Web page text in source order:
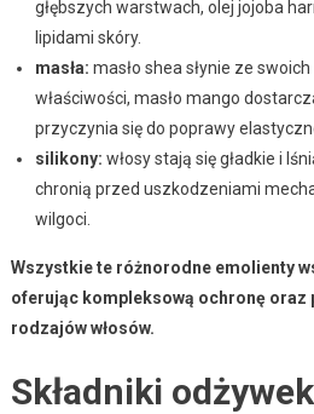
głębszych warstwach, olej jojoba
lipidami skóry.
masła: masło shea słynie ze
właściwości, masło mango
przyczynia się do poprawy
silikony: włosy stają się gładkie i
chronią przed uszkodzeniami
wilgoci.
Wszystkie te różnorodne emolienty
oferując kompleksową ochronę oraz
rodzajów włosów.
Składniki odżywek